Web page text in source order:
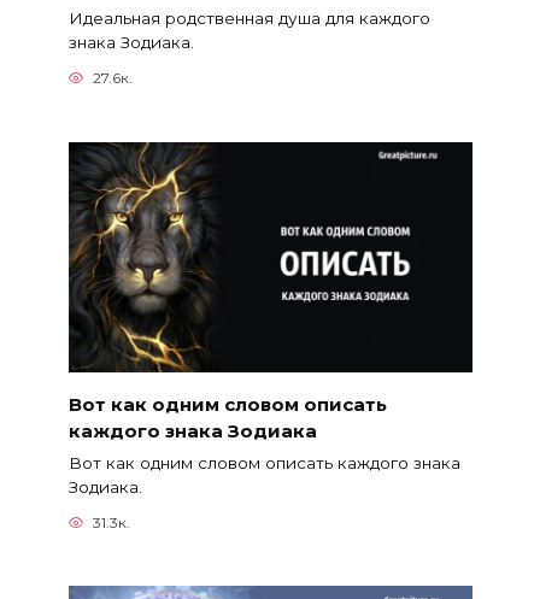
Идеальная родственная душа для каждого
знака Зодиака.
27.6к.
Вот как одним словом описать
каждого знака Зодиака
Вот как одним словом описать каждого знака
Зодиака.
31.3к.